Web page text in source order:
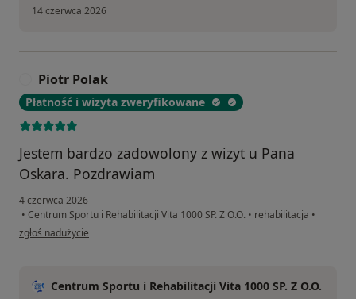
14 czerwca 2026
Piotr Polak
Płatność i wizyta zweryfikowane
Jestem bardzo zadowolony z wizyt u Pana
Oskara. Pozdrawiam
4 czerwca 2026
• Centrum Sportu i Rehabilitacji Vita 1000 SP. Z O.O. • rehabilitacja •
w opinii użytkownika Piotr Polak
zgłoś nadużycie
Centrum Sportu i Rehabilitacji Vita 1000 SP. Z O.O.